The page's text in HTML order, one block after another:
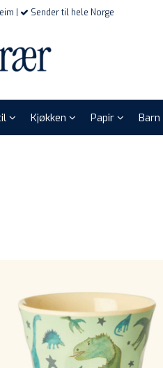
| Sender til hele Norge
Kjøkken Papir Barn